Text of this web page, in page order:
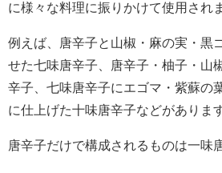
に様々な料理に振りかけて使用され
例えば、唐辛子と山椒・麻の実・黒
せた七味唐辛子、唐辛子・柚子・山
辛子、七味唐辛子にエゴマ・紫蘇の
に仕上げた十味唐辛子などがありま
唐辛子だけで構成されるものは一味